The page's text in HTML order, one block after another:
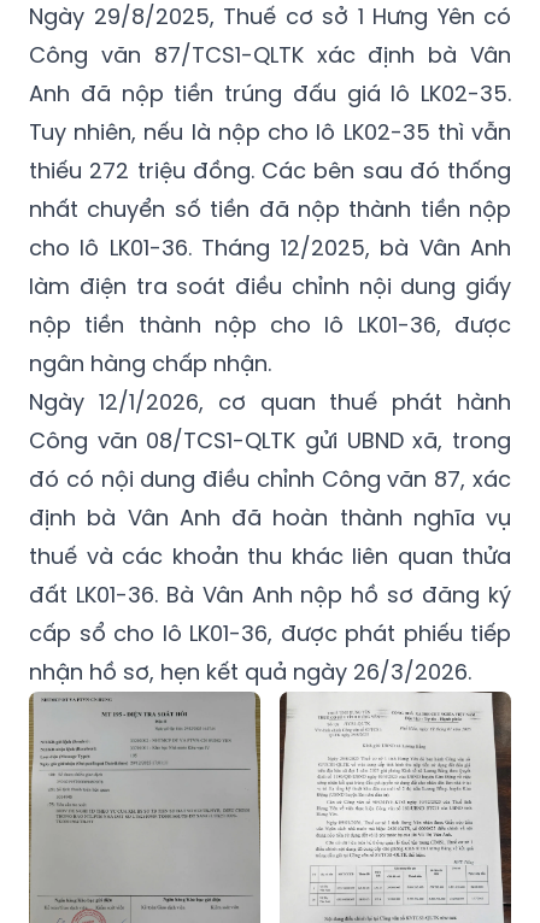
Ngày 29/8/2025, Thuế cơ sở 1 Hưng Yên có
Công văn 87/TCS1-QLTK xác định bà Vân
Anh đã nộp tiền trúng đấu giá lô LK02-35.
Tuy nhiên, nếu là nộp cho lô LK02-35 thì vẫn
thiếu 272 triệu đồng. Các bên sau đó thống
nhất chuyển số tiền đã nộp thành tiền nộp
cho lô LK01-36. Tháng 12/2025, bà Vân Anh
làm điện tra soát điều chỉnh nội dung giấy
nộp tiền thành nộp cho lô LK01-36, được
ngân hàng chấp nhận.
Ngày 12/1/2026, cơ quan thuế phát hành
Công văn 08/TCS1-QLTK gửi UBND xã, trong
đó có nội dung điều chỉnh Công văn 87, xác
định bà Vân Anh đã hoàn thành nghĩa vụ
thuế và các khoản thu khác liên quan thửa
đất LK01-36. Bà Vân Anh nộp hồ sơ đăng ký
cấp sổ cho lô LK01-36, được phát phiếu tiếp
nhận hồ sơ, hẹn kết quả ngày 26/3/2026.